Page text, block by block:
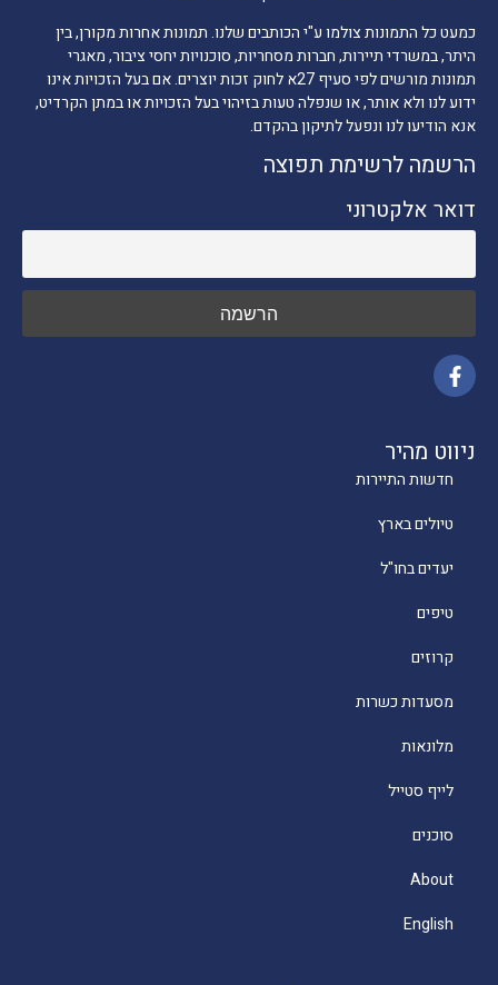
ניווט מהיר
חדשות התיירות
טיולים בארץ
יעדים בחו"ל
טיפים
קרוזים
מסעדות כשרות
מלונאות
לייף סטייל
סוכנים
About
English
כמעט כל התמונות צולמו ע"י הכותבים שלנו. תמונות אחרות מקורן, בין
היתר, במשרדי תיירות, חברות מסחריות, סוכנויות יחסי ציבור, מאגרי
תמונות מורשים לפי סעיף 27א לחוק זכות יוצרים. אם בעל הזכויות אינו
ידוע לנו ולא אותר, או שנפלה טעות בזיהוי בעל הזכויות או במתן הקרדיט,
אנא הודיעו לנו ונפעל לתיקון בהקדם.
הרשמה לרשימת תפוצה
דואר אלקטרוני